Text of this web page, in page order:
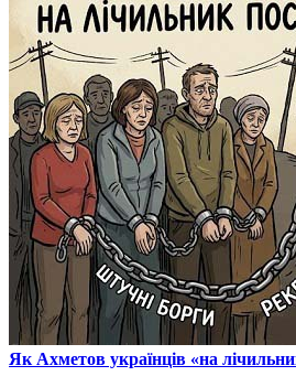
​Як Ахметов українців «на